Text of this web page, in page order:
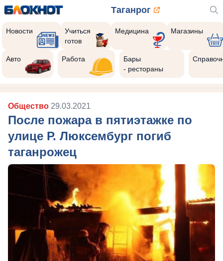
Таганрог
Новости
Учиться
готов
Медицина Магазины
Авто Работа
Бары
- рестораны
Общество 29.03.2021
После пожара в пятиэтажке по
улице Р. Люксембург погиб
таганрожец